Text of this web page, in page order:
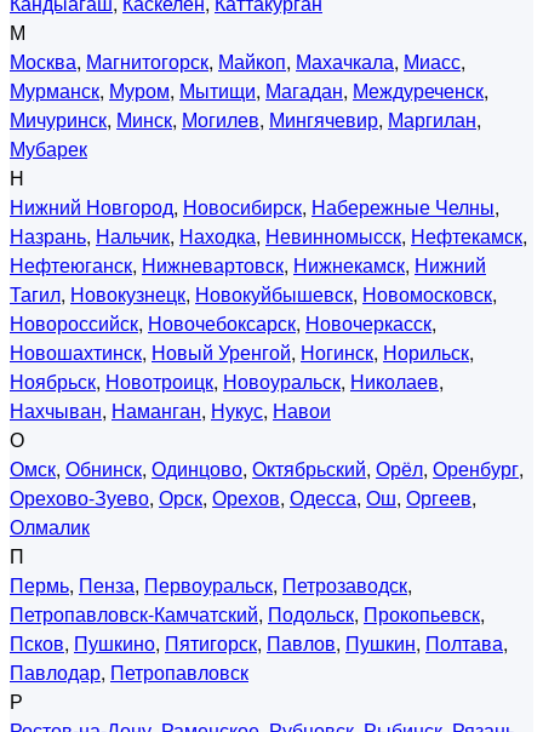
М
Москва, Магнитогорск, Майкоп, Махачкала, Миасс,
Мурманск, Муром, Мытищи, Магадан, Междуреченск,
Мичуринск, Минск, Могилев, Мингячевир, Маргилан,
Мубарек
Н
Нижний Новгород, Новосибирск, Набережные Челны,
Назрань, Нальчик, Находка, Невинномысск, Нефтекамск,
Нефтеюганск, Нижневартовск, Нижнекамск, Нижний
Тагил, Новокузнецк, Новокуйбышевск, Новомосковск,
Новороссийск, Новочебоксарск, Новочеркасск,
Новошахтинск, Новый Уренгой, Ногинск, Норильск,
Ноябрьск, Новотроицк, Новоуральск, Николаев,
Нахчыван, Наманган, Нукус, Навои
О
Омск, Обнинск, Одинцово, Октябрьский, Орёл, Оренбург,
Орехово-Зуево, Орск, Орехов, Одесса, Ош, Оргеев,
Олмалик
П
Пермь, Пенза, Первоуральск, Петрозаводск,
Петропавловск-Камчатский, Подольск, Прокопьевск,
Псков, Пушкино, Пятигорск, Павлов, Пушкин, Полтава,
Павлодар, Петропавловск
Р